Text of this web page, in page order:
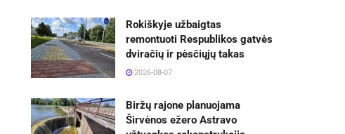
Rokiškyje užbaigtas
remontuoti Respublikos gatvės
dviračių ir pėsčiųjų takas
2026-08-07
Biržų rajone planuojama
Širvėnos ežero Astravo